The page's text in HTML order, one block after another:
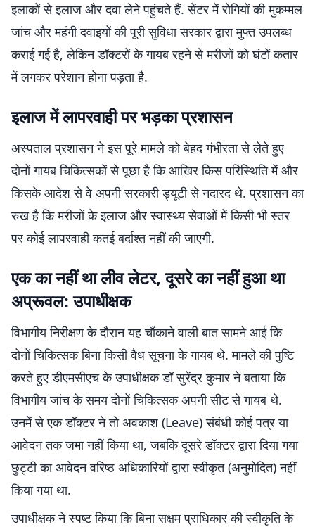
इलाकों से इलाज और दवा लेने पहुंचते हैं. सेंटर में रोगियों की मुकम्मल
जांच और महंगी दवाइयों की पूरी सुविधा सरकार द्वारा मुफ्त उपलब्ध
कराई गई है, लेकिन डॉक्टरों के गायब रहने से मरीजों को घंटों कतार
में लगकर परेशान होना पड़ता है.
इलाज में लापरवाही पर भड़का प्रशासन
अस्पताल प्रशासन ने इस पूरे मामले को बेहद गंभीरता से लेते हुए
दोनों गायब चिकित्सकों से पूछा है कि आखिर किस परिस्थिति में और
किसके आदेश से वे अपनी सरकारी ड्यूटी से नदारद थे. प्रशासन का
रुख है कि मरीजों के इलाज और स्वास्थ्य सेवाओं में किसी भी स्तर
पर कोई लापरवाही कतई बर्दाश्त नहीं की जाएगी.
एक का नहीं था लीव लेटर, दूसरे का नहीं हुआ था
अप्रूवल: उपाधीक्षक
विभागीय निरीक्षण के दौरान यह चौंकाने वाली बात सामने आई कि
दोनों चिकित्सक बिना किसी वैध सूचना के गायब थे. मामले की पुष्टि
करते हुए डीएमसीएच के उपाधीक्षक डॉ सुरेंद्र कुमार ने बताया कि
विभागीय जांच के समय दोनों चिकित्सक अपनी सीट से गायब थे.
उनमें से एक डॉक्टर ने तो अवकाश (Leave) संबंधी कोई पत्र या
आवेदन तक जमा नहीं किया था, जबकि दूसरे डॉक्टर द्वारा दिया गया
छुट्टी का आवेदन वरिष्ठ अधिकारियों द्वारा स्वीकृत (अनुमोदित) नहीं
किया गया था.
उपाधीक्षक ने स्पष्ट किया कि बिना सक्षम प्राधिकार की स्वीकृति के